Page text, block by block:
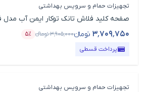
تجهیزات حمام و سرویس بهداشتی
صفحه کلید فلاش تانک توکار ایمن آب
۳٬۷۰۹٬۷۵۰ تومانء۳٬۹۰۵٬۰۰۰تومانء
قیمت محصول
۵٪
درصد
پرداخت قسطی
تجهیزات حمام و سرویس بهداشتی